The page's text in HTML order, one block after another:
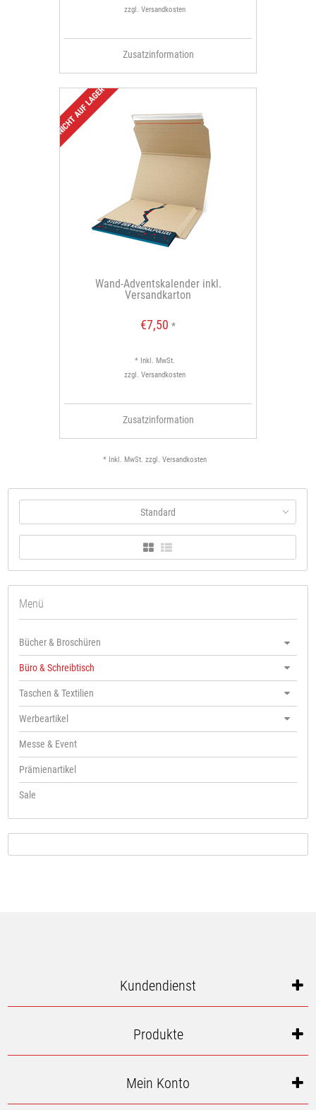
zzgl. Versandkosten
Zusatzinformation
NICHT AUF LAGER
Wand-Adventskalender inkl.
Versandkarton
€7,50 *
* Inkl. MwSt.
zzgl. Versandkosten
Zusatzinformation
* Inkl. MwSt. zzgl. Versandkosten
Standard
Menü
Bücher & Broschüren
Büro & Schreibtisch
Taschen & Textilien
Werbeartikel
Messe & Event
Prämienartikel
Sale
Kundendienst
Produkte
Mein Konto